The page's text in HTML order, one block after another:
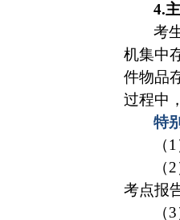
4.
考
机集中
件物品
过程中
特
（
考点报
（